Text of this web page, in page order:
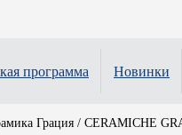
программа Новинки
Грация / CERAMICHE